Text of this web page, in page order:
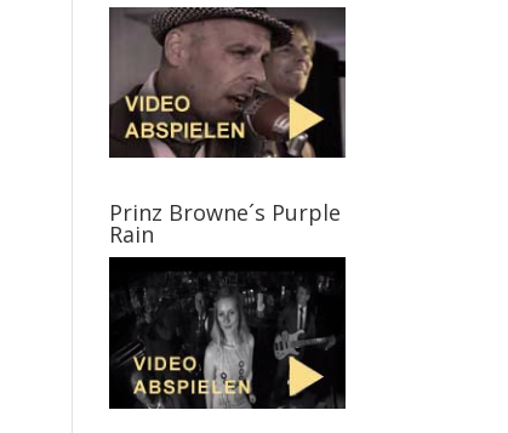
Prinz Browne´s Purple
Rain